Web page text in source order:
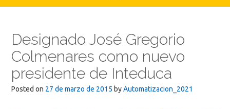
Designado José Gregorio
Colmenares como nuevo
presidente de Inteduca
Posted on 27 de marzo de 2015 byAutomatizacion_2021